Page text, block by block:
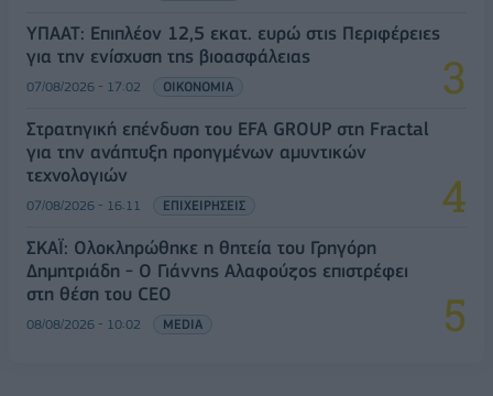
ΥΠΑΑΤ: Επιπλέον 12,5 εκατ. ευρώ στις Περιφέρειες
για την ενίσχυση της βιοασφάλειας
07/08/2026 - 17:02 ΟΙΚΟΝΟΜΙΑ
Στρατηγική επένδυση του EFA GROUP στη Fractal
για την ανάπτυξη προηγμένων αμυντικών
τεχνολογιών
07/08/2026 - 16:11 ΕΠΙΧΕΙΡΗΣΕΙΣ
ΣΚΑΪ: Ολοκληρώθηκε η θητεία του Γρηγόρη
Δημητριάδη - Ο Γιάννης Αλαφούζος επιστρέφει
στη θέση του CEO
08/08/2026 - 10:02 MEDIA